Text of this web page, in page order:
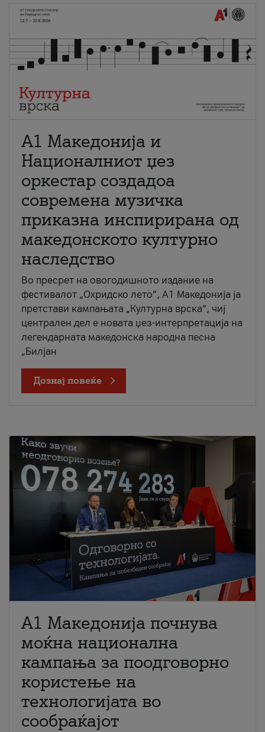
А1 Македонија и
Националниот џез
оркестар создадоа
современа музичка
приказна инспирирана од
македонското културно
наследство
Во пресрет на овогодишното издание на
фестивалот „Охридско лето“, А1 Македонија ја
претстави кампањата „Културна врска“, чиј
централен дел е новата џез-интерпретација на
легендарната македонска народна песна
„Билјан
Дознај повеќе
A1 Македонија почнува
моќна национална
кампања за поодговорно
користење на
технологијата во
сообраќајот